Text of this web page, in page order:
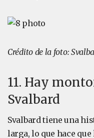
Crédito de la foto:
11. Hay
Svalbard
Svalbard tiene una
larga, lo que hace